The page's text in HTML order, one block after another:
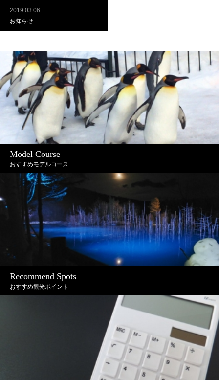
2019.03.06
お知らせ
Model Course
おすすめモデルコース
Recommend Spots
おすすめ観光ポイント